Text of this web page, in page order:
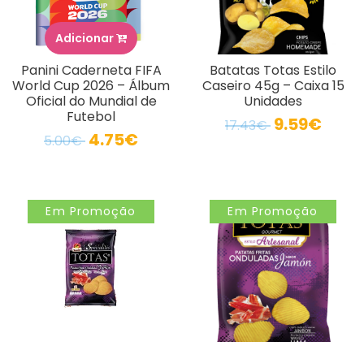
Adicionar
Panini Caderneta FIFA
World Cup 2026 – Álbum
Oficial do Mundial de
Futebol
5.00€ 4.75€
Batatas Totas Estilo
Caseiro 45g – Caixa 15
Unidades
17.43€ 9.59€
Em Promoção Em Promoção